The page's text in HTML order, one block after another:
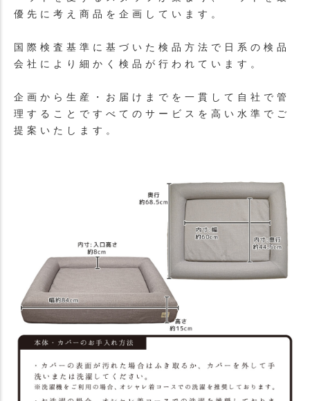
優先に考え商品を企画しています。
国際検査基準に基づいた検品方法で日系の検品
会社により細かく検品が行われています。
企画から生産・お届けまでを一貫して自社で管
理することですべてのサービスを高い水準でご
提案いたします。